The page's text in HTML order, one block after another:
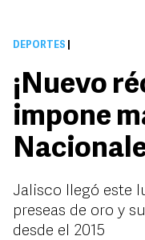
DEPORTES
¡Nuevo
impone
Jalisco llegó este
preseas de oro y
desde el 2015